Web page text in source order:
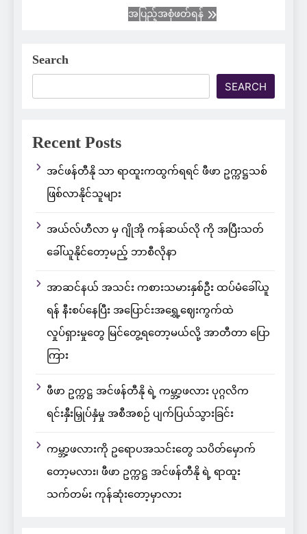
အပြည့်အစုံဖတ်ရန်
Search
SEARCH
Recent Posts
အင်ဖန်တီနို သာ ရာထူးကထွက်ရရင် ဖီဖာ ဥက္ကဋ္ဌသစ်
ဖြစ်လာနိုင်သူများ
အယ်လ်ဟီလာ မှ ဂျိုအို ကန်ဆယ်လို ကို အပြီးသတ်
ခေါ်ယူနိုင်တော့မည့် ဘာစီလိုနာ
အာဆင်နယ် အသင်း ကစားသမားနှစ်ဦး ထပ်မံခေါ်ယူ
ရန် နီးစပ်နေပြီး အပြောင်းအရွှေ့ဈေးကွက်ထဲ
လှုပ်ရှားမှုတွေ မြင်တွေ့ရတော့မယ်လို့ အာတီတာ ပြော
ကြား
ဖီဖာ ဥက္ကဋ္ဌ အင်ဖန်တီနို ရဲ့ ကမ္ဘာ့ဖလား ပုဂ္ဂလိက
ရင်းနှီးမြှုပ်နှံမှု အစီအစဉ် ပျက်ပြယ်သွားခြင်း
ကမ္ဘာ့ဖလားကို ဥရောပအသင်းတွေ သပိတ်မှောက်
တော့မလား၊ ဖီဖာ ဥက္ကဋ္ဌ အင်ဖန်တီနို ရဲ့ ရာထူး
သက်တမ်း ကုန်ဆုံးတော့မှာလား